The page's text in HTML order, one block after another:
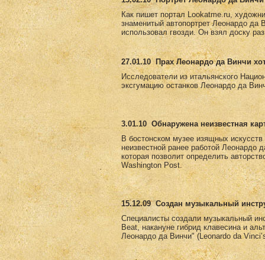
Как пишет портал Lookatme.ru,
знаменитый автопортрет Леонардо да
использовал гвозди. Он взял доску
27.01.10
Прах Леонардо да Винчи
Исследователи из итальянского
эксгумацию останков Леонардо да
3.01.10 Обнаружена неизвестная
В бостонском музее изящных
неизвестной ранее работой Леонардо
которая позволит определить
Washington Post.
15.12.09 Создан музыкальный
Специалисты создали музыкальный
Beat, накануне гибрид клавесина и
Леонардо да Винчи" (Leonardo da